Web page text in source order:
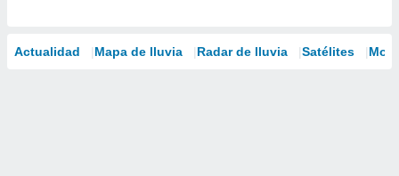
Actualidad Mapa de lluvia Radar de lluvia Satélites